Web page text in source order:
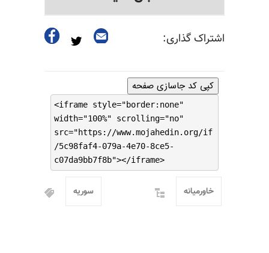
اشتراک گذاری:
کپی کد جاسازی صفحه
<iframe style="border:none"
width="100%" scrolling="no"
src="https://www.mojahedin.org/if
/5c98faf4-079a-4e70-8ce5-
c07da9bb7f8b"></iframe>
سوریه خاورمیانه